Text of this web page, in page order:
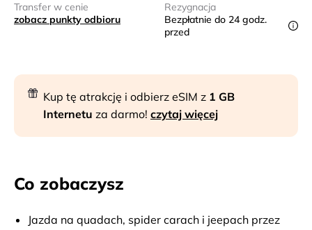
Transfer w cenie
zobacz punkty odbioru
Rezygnacja
Bezpłatnie do 24 godz.
przed
Kup tę atrakcję i odbierz eSIM z 1 GB
Internetu za darmo! czytaj więcej
Co zobaczysz
Jazda na quadach, spider carach i jeepach przez